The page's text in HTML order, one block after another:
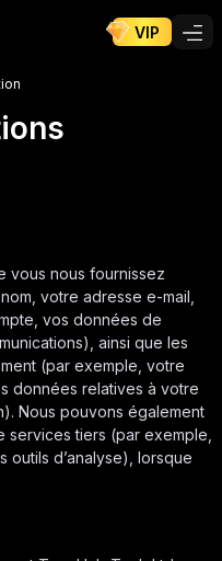
VIP
vous nous fournissez
votre adresse e-mail,
vos données de
ainsi que les
(par exemple, votre
données relatives à votre
Nous pouvons également
tiers (par exemple,
outils d’analyse), lorsque